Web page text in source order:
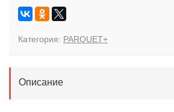
Категория: PARQUET+
Описание